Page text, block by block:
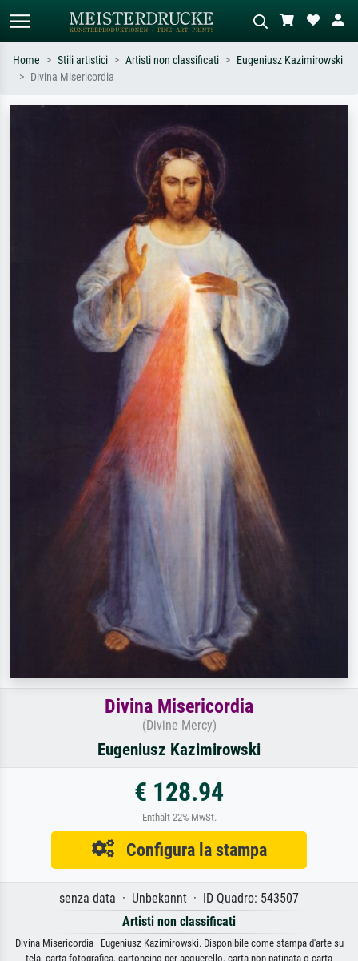
Impressionismo, onda di Hokusai,
astratto con molto rosso, dipinto a
olio scuro, nudo in piedi vicino a un
Home Stili artistici Artisti non classificati
Eugeniusz Kazimirowski
Divina Misericordia
Divina Misericordia
(Divine Mercy)
Eugeniusz Kazimirowski
€ 128.94
Enthält 22% MwSt.
Configura la stampa
senza data · Unbekannt · ID Quadro: 543507
Artisti non classificati
Divina Misericordia · Eugeniusz Kazimirowski. Disponibile come stampa d'arte su
tela, carta fotografica, cartoncino per acquerello, carta non patinata o carta